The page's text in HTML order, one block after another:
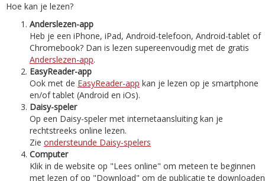
Hoe kan je lezen?
Anderslezen-app
Heb je een iPhone, iPad, Android-telefoon, Android-tablet of
Chromebook? Dan is lezen supereenvoudig met de gratis
Anderslezen-app.
EasyReader-app
Ook met de EasyReader-app kan je lezen op je smartphone
en/of tablet (Android en iOs).
Daisy-speler
Op een Daisy-speler met internetaansluiting kan je
rechtstreeks online lezen.
Zie ondersteunde Daisy-spelers
Computer
Klik in de website op "Lees online" om meteen te beginnen
met lezen of op "Download" om de publicatie te downloaden